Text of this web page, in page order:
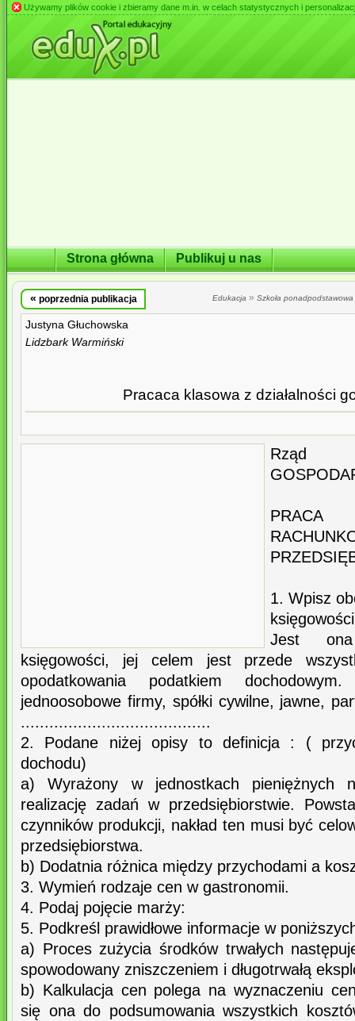
Używamy plików cookie i zbieramy dane m.in. w celach statystycznych i
Strona główna Publikuj u nas
« poprzednia publikacja Edukacja » Szkoła ponadpodstawowa
Justyna Głuchowska
Lidzbark Warmiński
Pracaca klasowa z działalności
Rząd
PRACA
1. Wpisz
Jest
księgowości, jej celem jest przede
opodatkowania podatkiem
jednoosobowe firmy, spółki cywilne, jawne,
........................................
2. Podane niżej opisy to definicja : (
dochodu)
a) Wyrażony w jednostkach pieniężnych
realizację zadań w przedsiębiorstwie.
czynników produkcji, nakład ten musi być
przedsiębiorstwa.
b) Dodatnia różnica między przychodami a
3. Wymień rodzaje cen w gastronomii.
4. Podaj pojęcie marży:
5. Podkreśl prawidłowe informacje w
a) Proces zużycia środków trwałych
spowodowany zniszczeniem i długotrwałą
b) Kalkulacja cen polega na wyznaczeniu
się ona do podsumowania wszystkich